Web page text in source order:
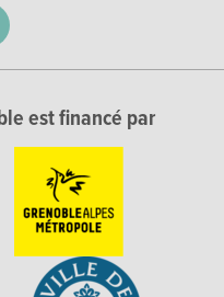
est financé par